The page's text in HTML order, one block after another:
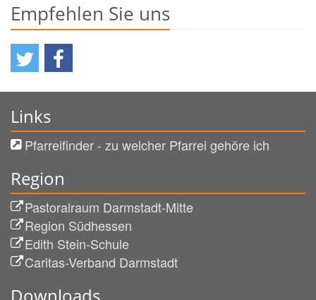
Empfehlen Sie uns
Links
Pfarreifinder - zu welcher Pfarrei gehöre ich
Region
Pastoralraum Darmstadt-Mitte
Region Südhessen
Edith Stein-Schule
Caritas-Verband Darmstadt